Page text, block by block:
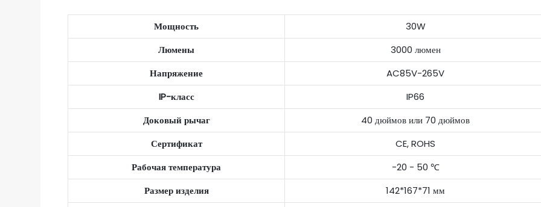
Мощность
30W
Люмены
3000 люмен
Напряжение
AC85V-265V
IP-класс
IP66
Доковый рычаг
40 дюймов или 70 дюймов
Сертификат
CE, ROHS
Рабочая температура
-20 - 50 ℃
Размер изделия
142*167*71 мм